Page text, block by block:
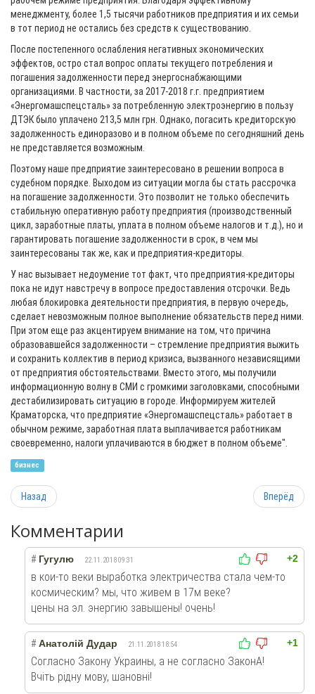
менеджменту, более 1,5 тысячи работников предприятия и их семьи
в тот период не остались без средств к существованию.
После постепенного ослабления негативных экономических
эффектов, остро стал вопрос оплаты текущего потребления и
погашения задолженности перед энергоснабжающими
организациями. В частности, за 2017-2018 г.г. предприятием
«Энергомашспецсталь» за потребленную электроэнергию в пользу
ДТЭК было уплачено 213,5 млн грн. Однако, погасить кредиторскую
задолженность единоразово и в полном объеме по сегодняшний день
не представляется возможным.
Поэтому наше предприятие заинтересовано в решении вопроса в
судебном порядке. Выходом из ситуации могла бы стать рассрочка
на погашение задолженности. Это позволит не только обеспечить
стабильную оперативную работу предприятия (производственный
цикл, заработные платы, уплата в полном объеме налогов и т.д.), но и
гарантировать погашение задолженности в срок, в чем мы
заинтересованы так же, как и предприятия-кредиторы.
У нас вызывает недоумение тот факт, что предприятия-кредиторы
пока не идут навстречу в вопросе предоставления отсрочки. Ведь
любая блокировка деятельности предприятия, в первую очередь,
сделает невозможным полное выполнение обязательств перед ними.
При этом еще раз акцентируем внимание на том, что причина
образовавшейся задолженности – стремление предприятия выжить
и сохранить коллектив в период кризиса, вызванного независящими
от предприятия обстоятельствами. Вместо этого, мы получили
информационную волну в СМИ с громкими заголовками, способными
дестабилизировать ситуацию в городе. Информируем жителей
Краматорска, что предприятие «Энергомашспецсталь» работает в
обычном режиме, заработная плата выплачивается работникам
своевременно, налоги уплачиваются в бюджет в полном объеме".
бизнес
Назад Вперёд
Комментарии
+2
# Гугулю 22.11.2018 09:31
в кои-то веки выработка электричества стала чем-то
космическим? мы, что живем в 17м веке?
цены на эл. энергию завышены! очень!
+1
# Анатолій Дудар 21.11.2018 18:54
Согласно Закону Украины, а не согласно ЗаконА!
Вчіть рідну мову, шановні!